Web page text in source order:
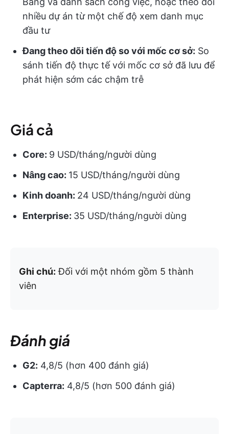
nhiều dự án từ một chế độ xem danh mục
đầu tư
Đang theo dõi tiến độ so với mốc cơ sở: So
sánh tiến độ thực tế với mốc cơ sở đã lưu để
phát hiện sớm các chậm trễ
Giá cả
Core: 9 USD/tháng/người dùng
Nâng cao: 15 USD/tháng/người dùng
Kinh doanh: 24 USD/tháng/người dùng
Enterprise: 35 USD/tháng/người dùng
Ghi chú: Đối với một nhóm gồm 5 thành
viên
Đánh giá
G2: 4,8/5 (hơn 400 đánh giá)
Capterra: 4,8/5 (hơn 500 đánh giá)